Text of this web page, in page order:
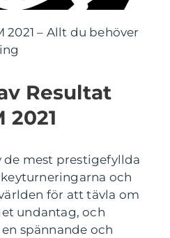
2021 – Allt du behöver
Resultat
2021
de mest prestigefyllda
och
för att tävla om
undantag, och
spännande och